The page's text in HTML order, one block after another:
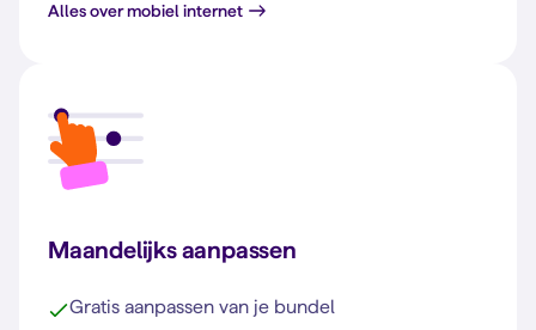
Alles over mobiel internet
Maandelijks aanpassen
Gratis aanpassen van je bundel